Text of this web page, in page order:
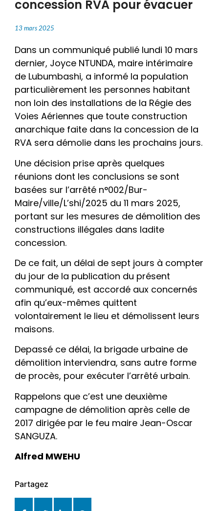
concession RVA pour évacuer
13 mars 2025
Dans un communiqué publié lundi 10 mars
dernier, Joyce NTUNDA, maire intérimaire
de Lubumbashi, a informé la population
particulièrement les personnes habitant
non loin des installations de la Régie des
Voies Aériennes que toute construction
anarchique faite dans la concession de la
RVA sera démolie dans les prochains jours.
Une décision prise après quelques
réunions dont les conclusions se sont
basées sur l’arrêté n°002/Bur-
Maire/ville/L’shi/2025 du 11 mars 2025,
portant sur les mesures de démolition des
constructions illégales dans ladite
concession.
De ce fait, un délai de sept jours à compter
du jour de la publication du présent
communiqué, est accordé aux concernés
afin qu’eux-mêmes quittent
volontairement le lieu et démolissent leurs
maisons.
Depassé ce délai, la brigade urbaine de
démolition interviendra, sans autre forme
de procès, pour exécuter l’arrêté urbain.
Rappelons que c’est une deuxième
campagne de démolition après celle de
2017 dirigée par le feu maire Jean-Oscar
SANGUZA.
Alfred MWEHU
Partagez